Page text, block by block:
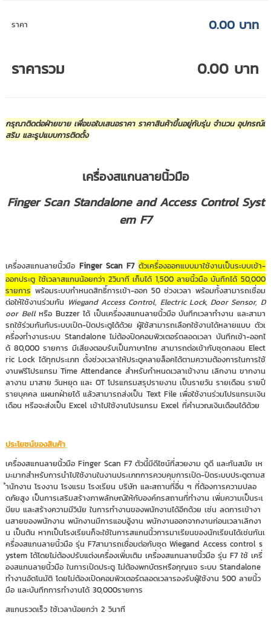
ราคา 0.00 บาท
ราคารวม 0.00 บาท
กรุณาติดต่อฝ่ายขาย เพื่อขอใบเสนอราคา ราคาสินค้าขึ้นอยู่กับรุ่น จำนวน อุปกรณ์เ
สริม และรูปแบบการติดตั้ง
เครื่องสแกนลายนิ้วมือ
Finger Scan Standalone and Access Control Syst
em F7
เครื่องสแกนลายนิ้วมือ Finger Scan F7 ตัวเครื่องออกแบบมาใช้งานเป็นระบบเข้า-
ออกประตู ใช้เวลาสแกนน้อยกว่า 2วินาที เก็บได้ 1,500 ลายนิ้วมือ บันทึกได้ 50,000
รายการ พร้อมระบบกำหนดสิทธิ์การเข้า-ออก 50 ช่วงเวลา พร้อมทั้งสามารถเชื่อม
ต่อให้ใช้งานร่วมกัน Wiegand Access Control, Electric Lock, Door Sensor, D
oor Bellหรือ Buzzer ได้ เป็นเครื่องสแกนลายนิ้วมือ บันทึกเวลาทำงาน และสามา
รถใช้ร่วมกันกับระบบเปิด-ปิดประตูได้ด้วย ผู้ใช้สามารถเลือกใช้งานได้หลายแบบ ตัวเ
ครื่องทำงานระบบ Standalone ไม่ต้องปิดคอมพิวเตอร์ตลอดเวลา บันทึกเข้า-ออกไ
ด้ 80,000 รายการ มีเสียงตอบรับเป็นภาษาไทย สามารถต่อเข้ากับชุดกลอน Elect
ric Lock ได้ทุกประเภท ตั้งช่วงเวลาให้ประตูคลายล็อคได้ตามความต้องการในการใช้
งานฟรีโปรแกรม Time Attendance สำหรับกำหนดเวลาเข้างาน เลิกงาน ขากงาน
ลางาน มาสาย วันหยุด และ OT โปรแกรมสรุปรายงาน เป็นรายวัน รายเดือน รายปี
รายบุคคล แผนกฝ่ายได้ แล้วสามารถส่งเป็น Text File เพื่อใช้งานร่วมโปรแกรมเงิน
เดือน หรือจะส่งเป็น Excel เข้าไปใช้งานโปรแกรม Excel ที่คำนวณเงินเดือนได้ด้วย
ประโยชน์ของสินค้า
เครื่องสแกนลายนิ้วมือ Finger Scan F7 ตัวนี้มีดีไซน์ที่สวยงาม ดูดี และทันสมัย เห
มะมากสำหรับการนำไปใช้งานในงานประเภทการควบคุมการเปิด-ปิดระบบประตูตามส
ำนักงาน โรงงาน โรงแรม โรงเรียน บริษัท และสถานที่อื่น ๆ ที่ต้องการความปลอ
ดภัยสูง เป็นการเสริมสร้างภาพลักษณ์ให้กับองค์กรสถานที่ทำงาน เพิ่มความเป็นระเ
บียบ และสร้างความมีวินัย ในการทำงานของพนักงานได้อีกด้วย เช่น ลดการเข้างา
นสายของพนักงาน พนักงานมีการแอบอู้งาน พนักงานออกจากงานก่อนเวลาเลิกงา
น เป็นต้น หากเป็นโรงเรียนก็จะใช้ในการสแกนนิ้วการมาเรียนของนักเรียนได้เช่นกันเ
ครื่องสแกนลายนิ้วมือ รุ่น F7สามารถเชื่อมต่อกับชุด Wiegand Access control s
ystem ได้โดยไม่ต้องปรับแต่งเครื่องเพิ่มเติม เครื่องสแกนลายนิ้วมือ รุ่น F7 ใช้ เครื่
องสแกนลายนิ้วมือ ในการเปิดประตู ไม่ต้องพกบัตรหรือกุญแจ ระบบ Standalone
ทำงานอัตโนมัติ โดยไม่ต้องเปิดคอมพิวเตอร์ตลอดเวลารองรับผู้ใช้งาน 500 ลายนิ้ว
มือ และบันทึกการทำงานได้ 30,000รายการ
สแกนรวดเร็ว ใช้เวลาน้อยกว่า 2 วินาที